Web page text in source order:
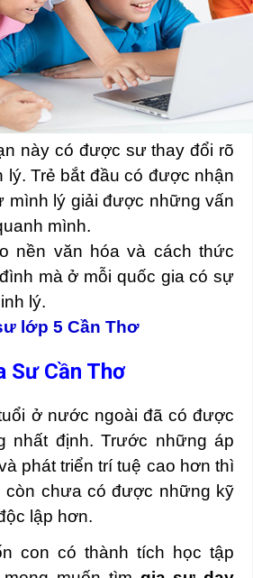
này có được sư thay đổi rõ
lý. Trẻ bắt đầu có được nhận
mình lý giải được những vấn
mình.
nền văn hóa và cách thức
mà ở mỗi quốc gia có sự
lý.
lớp 5 Cần Thơ
Sư Cần Thơ
ở nước ngoài đã có được
nhất định. Trước những áp
phát triển trí tuệ cao hơn thì
còn chưa có được những kỹ
lập hơn.
con có thành tích học tập